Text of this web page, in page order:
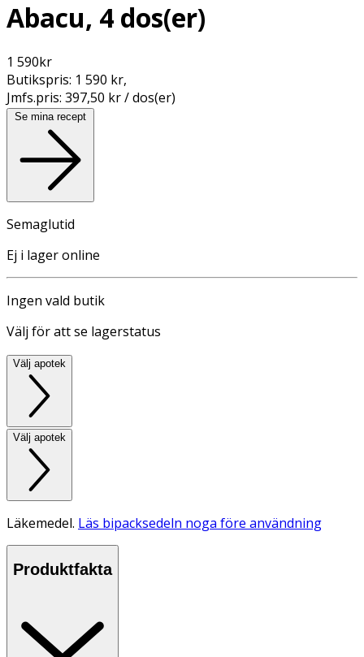
Abacu, 4 dos(er)
1 590kr
Butikspris: 1 590 kr,
Jmfs.pris: 397,50 kr / dos(er)
Se mina recept
Semaglutid
Ej i lager online
Ingen vald butik
Välj för att se lagerstatus
Välj apotek
Välj apotek
Läkemedel. Läs bipacksedeln noga före användning
Produktfakta